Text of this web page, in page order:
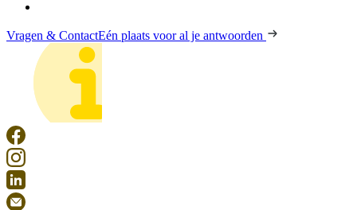
Vragen & ContactEén plaats voor al je antwoorden